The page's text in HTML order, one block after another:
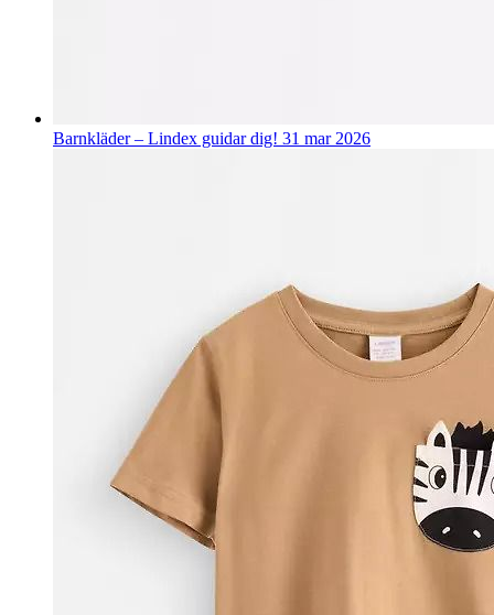
Barnkläder – Lindex guidar dig! 31 mar 2026